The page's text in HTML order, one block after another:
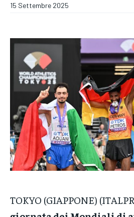
NOTIZIE
CRONACA
VENETO
POLITICA
ECONOMIA
SPORT
GRUPPO
CONTATTI
NOTIZIE
CRONACA
VENETO
POLITICA
ECONOMIA
SPORT
GRUPPO
CONTATTI
NOTIZIE
CRONACA
VENETO
POLITICA
ECONOMIA
SPORT
GRUPPO
CONTATTI
15 Settembre 2025
TOKYO (GIAPPONE)